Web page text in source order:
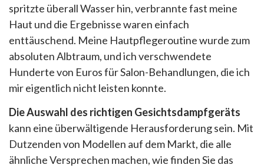
spritzte überall Wasser hin, verbrannte fast meine
Haut und die Ergebnisse waren einfach
enttäuschend. Meine Hautpflegeroutine wurde zum
absoluten Albtraum, und ich verschwendete
Hunderte von Euros für Salon-Behandlungen, die ich
mir eigentlich nicht leisten konnte.
Die Auswahl des richtigen Gesichtsdampfgeräts
kann eine überwältigende Herausforderung sein. Mit
Dutzenden von Modellen auf dem Markt, die alle
ähnliche Versprechen machen, wie finden Sie das